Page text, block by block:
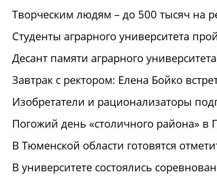
Творческим людям – до 500 тысяч на
Студенты аграрного университета
Десант памяти аграрного
Завтрак с ректором: Елена Бойко
Изобретатели и рационализаторы
Погожий день «столичного района» в
В Тюменской области готовятся
В университете состоялись